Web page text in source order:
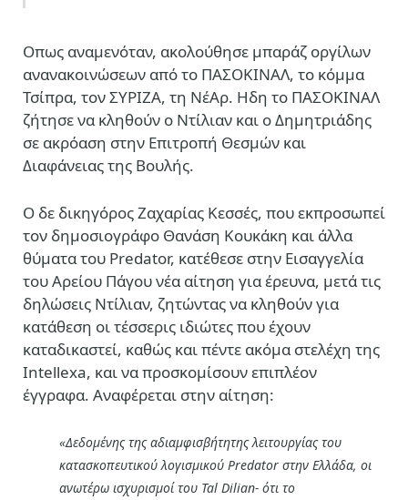
Οπως αναμενόταν, ακολούθησε μπαράζ οργίλων
ανανακοινώσεων από το ΠΑΣΟΚΙΝΑΛ, το κόμμα
Τσίπρα, τον ΣΥΡΙΖΑ, τη ΝέΑρ. Ηδη το ΠΑΣΟΚΙΝΑΛ
ζήτησε να κληθούν ο Ντίλιαν και ο Δημητριάδης
σε ακρόαση στην Επιτροπή Θεσμών και
Διαφάνειας της Βουλής.
Ο δε δικηγόρος Ζαχαρίας Κεσσές, που εκπροσωπεί
τον δημοσιογράφο Θανάση Κουκάκη και άλλα
θύματα του Predator, κατέθεσε στην Εισαγγελία
του Αρείου Πάγου νέα αίτηση για έρευνα, μετά τις
δηλώσεις Ντίλιαν, ζητώντας να κληθούν για
κατάθεση οι τέσσερις ιδιώτες που έχουν
καταδικαστεί, καθώς και πέντε ακόμα στελέχη της
Intellexa, και να προσκομίσουν επιπλέον
έγγραφα. Αναφέρεται στην αίτηση:
«Δεδομένης της αδιαμφισβήτητης λειτουργίας του
κατασκοπευτικού λογισμικού Predator στην Ελλάδα, οι
ανωτέρω ισχυρισμοί του Tal Dilian- ότι το